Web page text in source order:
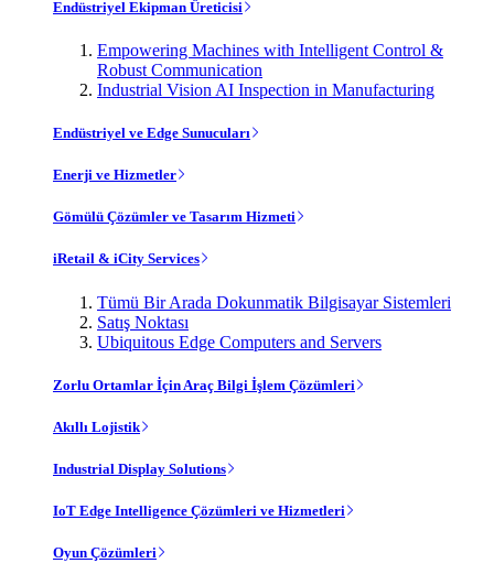
Endüstriyel Ekipman Üreticisi
Empowering Machines with Intelligent Control &
Robust Communication
Industrial Vision AI Inspection in Manufacturing
Endüstriyel ve Edge Sunucuları
Enerji ve Hizmetler
Gömülü Çözümler ve Tasarım Hizmeti
iRetail & iCity Services
Tümü Bir Arada Dokunmatik Bilgisayar Sistemleri
Satış Noktası
Ubiquitous Edge Computers and Servers
Zorlu Ortamlar İçin Araç Bilgi İşlem Çözümleri
Akıllı Lojistik
Industrial Display Solutions
IoT Edge Intelligence Çözümleri ve Hizmetleri
Oyun Çözümleri